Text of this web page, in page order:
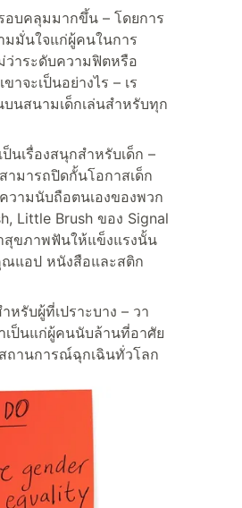
บคลุมมากขึ้น – โดยการ
มั่นใจแก่ผู้คนในการ
ว่าระดับความฟิตหรือ
าจะเป็นอย่างไร – เร
นสนามเด็กเล่นสำหรับทุก
นเรื่องสนุกสำหรับเด็ก –
มารถปิดกั้นโอกาสเด็ก
วามนับถือตนเองของพวก
Little Brush ของ Signal
สุขภาพฟันให้แข็งแรงนั้น
ณแอป หนังสือและสติก
รับผู้ที่เปราะบาง – วา
เป็นแก่ผู้คนนับล้านที่อาศัย
ถานการณ์ฉุกเฉินทั่วโลก